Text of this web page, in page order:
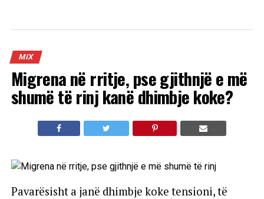
MIX
Migrena në rritje, pse gjithnjë e më
shumë të rinj kanë dhimbje koke?
Pavarësisht a janë dhimbje koke tensioni, të